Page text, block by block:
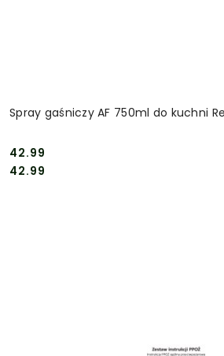
Spray gaśniczy AF 750ml do kuchni
Cena:
42.99
Cena:
42.99